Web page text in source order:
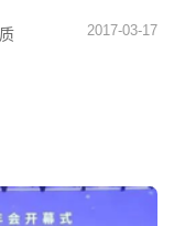
2017-03-17